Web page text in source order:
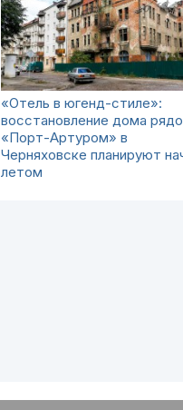
«Отель в югенд-стиле»:
восстановление дома
«Порт-Артуром» в
Черняховске планируют
летом